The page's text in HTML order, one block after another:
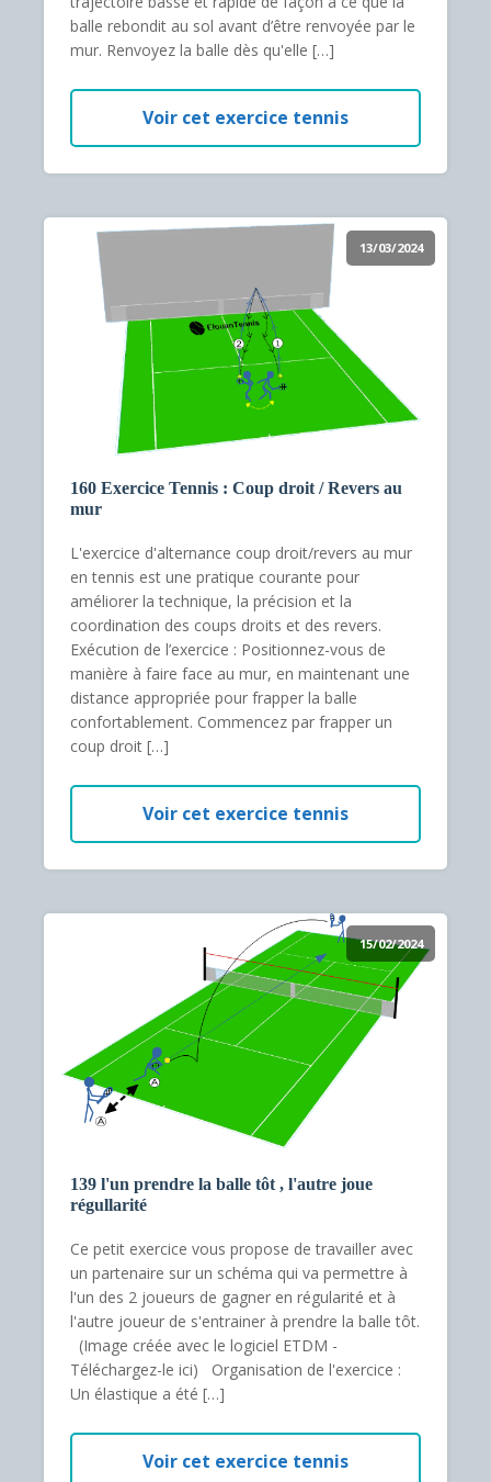
balle rebondit au sol avant d’être renvoyée par le
mur. Renvoyez la balle dès qu'elle […]
Voir cet exercice tennis
13/03/2024
160 Exercice Tennis : Coup droit / Revers au
mur
L'exercice d'alternance coup droit/revers au mur
en tennis est une pratique courante pour
améliorer la technique, la précision et la
coordination des coups droits et des revers.
Exécution de l’exercice : Positionnez-vous de
manière à faire face au mur, en maintenant une
distance appropriée pour frapper la balle
confortablement. Commencez par frapper un
coup droit […]
Voir cet exercice tennis
15/02/2024
139 l'un prendre la balle tôt , l'autre joue
régullarité
Ce petit exercice vous propose de travailler avec
un partenaire sur un schéma qui va permettre à
l'un des 2 joueurs de gagner en régularité et à
l'autre joueur de s'entrainer à prendre la balle tôt.
(Image créée avec le logiciel ETDM -
Téléchargez-le ici) Organisation de l'exercice :
Un élastique a été […]
Voir cet exercice tennis